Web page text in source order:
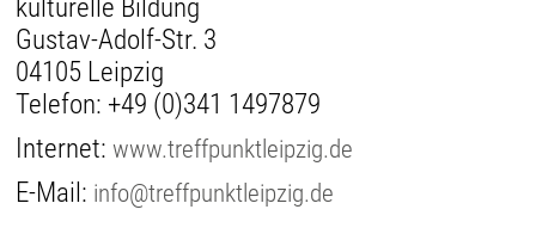
kulturelle Bildung
Gustav-Adolf-Str. 3
04105 Leipzig
Telefon: +49 (0)341 1497879
Internet:www.treffpunktleipzig.de
E-Mail: info@treffpunktleipzig.de